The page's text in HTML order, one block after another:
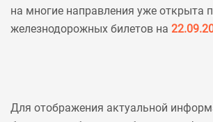
на многие направления уже открыта
железнодорожных билетов на
Для отображения актуальной